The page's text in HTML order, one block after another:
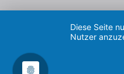
Diese Seite
Nutzer